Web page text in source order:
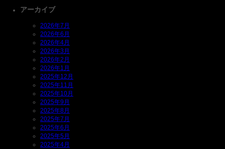
アーカイブ
2026年7月
2026年6月
2026年4月
2026年3月
2026年2月
2026年1月
2025年12月
2025年11月
2025年10月
2025年9月
2025年8月
2025年7月
2025年6月
2025年5月
2025年4月